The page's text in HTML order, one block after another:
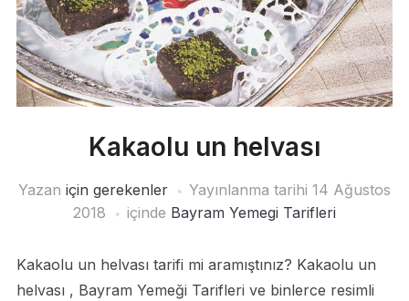
Kakaolu un helvası
Yazan için gerekenler Yayınlanma tarihi 14 Ağustos
2018
içinde Bayram Yemegi Tarifleri
Kakaolu un helvası tarifi mi aramıştınız? Kakaolu un
helvası , Bayram Yemeği Tarifleri ve binlerce resimli